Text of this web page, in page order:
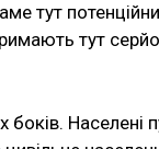
тут
тут
боків. Населені